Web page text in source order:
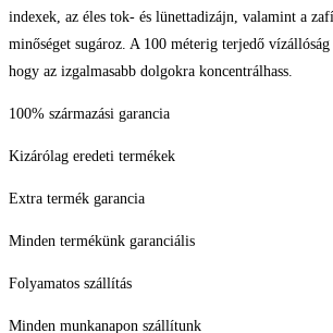
indexek, az éles tok- és lünettadizájn, valamint a
minőséget sugároz. A 100 méterig terjedő
hogy az izgalmasabb dolgokra koncentrálhass.
100% származási garancia
Kizárólag eredeti termékek
Extra termék garancia
Minden termékünk garanciális
Folyamatos szállítás
Minden munkanapon szállítunk